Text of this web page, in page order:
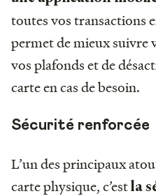
toutes vos transactions
permet de mieux suivre
vos plafonds et de
carte en cas de besoin.
Sécurité renforcée
L’un des principaux
carte physique, c’estla